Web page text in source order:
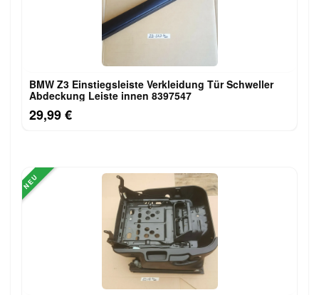
BMW Z3 Einstiegsleiste Verkleidung Tür Schweller
Abdeckung Leiste innen 8397547
29,99 €
NEU